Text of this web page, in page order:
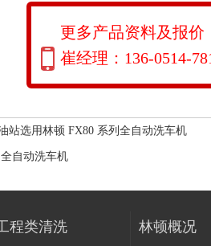
更多产品资料及报价
崔经理：136-0514-
站选用林顿 FX80 系列全自动洗车机
自动洗车机
程类清洗 林顿概况